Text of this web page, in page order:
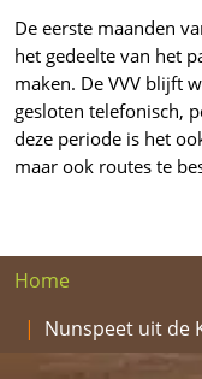
De eerste maanden
het gedeelte van het
maken. De VVV blijft
gesloten telefonisch,
deze periode is het
maar ook routes te
Home
Nunspeet uit de